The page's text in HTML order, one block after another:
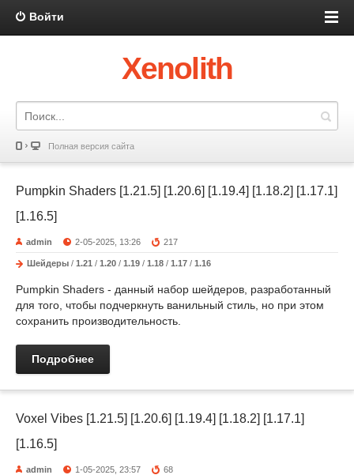
Войти
Xenolith
Полная версия сайта
Pumpkin Shaders [1.21.5] [1.20.6] [1.19.4] [1.18.2] [1.17.1]
[1.16.5]
admin 2-05-2025, 13:26 217
Шейдеры / 1.21 / 1.20 / 1.19 / 1.18 / 1.17 / 1.16
Pumpkin Shaders - данный набор шейдеров, разработанный
для того, чтобы подчеркнуть ванильный стиль, но при этом
сохранить производительность.
Подробнее
Voxel Vibes [1.21.5] [1.20.6] [1.19.4] [1.18.2] [1.17.1]
[1.16.5]
admin 1-05-2025, 23:57 68